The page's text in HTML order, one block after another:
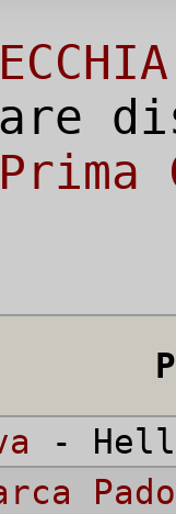
Prima
-